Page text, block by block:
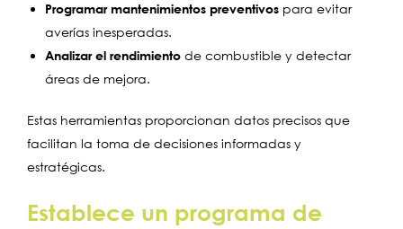
Programar mantenimientos preventivos para evitar
averías inesperadas.
Analizar el rendimiento de combustible y detectar
áreas de mejora.
Estas herramientas proporcionan datos precisos que
facilitan la toma de decisiones informadas y
estratégicas.
Establece un programa de